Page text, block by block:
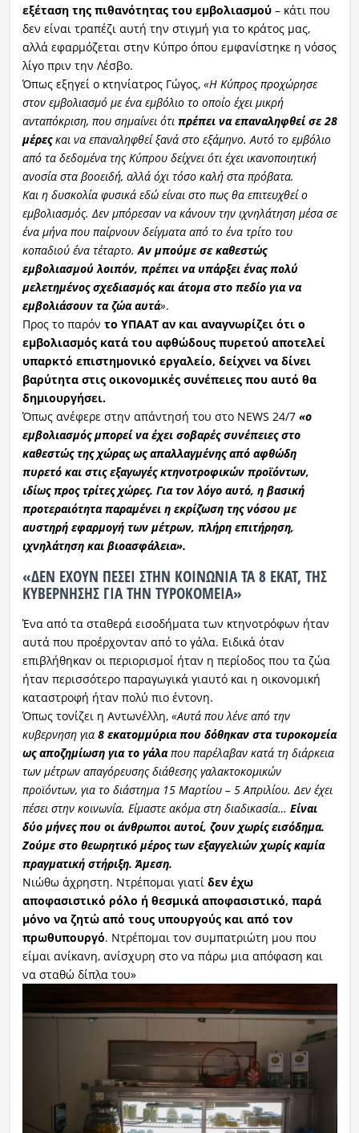
εξέταση της πιθανότητας του εμβολιασμού– κάτι που
δεν είναι τραπέζι αυτή την στιγμή για το κράτος μας,
αλλά εφαρμόζεται στην Κύπρο όπου εμφανίστηκε η νόσος
λίγο πριν την Λέσβο.
Όπως εξηγεί ο κτηνίατρος Γώγος, «Η Κύπρος προχώρησε
στον εμβολιασμό με ένα εμβόλιο το οποίο έχει μικρή
ανταπόκριση, που σημαίνει ότι πρέπει να επαναληφθεί σε 28
μέρεςκαι να επαναληφθεί ξανά στο εξάμηνο. Αυτό το εμβόλιο
από τα δεδομένα της Κύπρου δείχνει ότι έχει ικανοποιητική
ανοσία στα βοοειδή, αλλά όχι τόσο καλή στα πρόβατα.
Και η δυσκολία φυσικά εδώ είναι στο πως θα επιτευχθεί ο
εμβολιασμός. Δεν μπόρεσαν να κάνουν την ιχνηλάτηση μέσα σε
ένα μήνα που παίρνουν δείγματα από το ένα τρίτο του
κοπαδιού ένα τέταρτο.Αν μπούμε σε καθεστώς
εμβολιασμού λοιπόν, πρέπει να υπάρξει ένας πολύ
μελετημένος σχεδιασμός και άτομα στο πεδίο για να
εμβολιάσουν τα ζώα αυτά».
Προς το παρόν το ΥΠΑΑΤ αν και αναγνωρίζει ότι ο
εμβολιασμός κατά του αφθώδους πυρετού αποτελεί
υπαρκτό επιστημονικό εργαλείο, δείχνει να δίνει
βαρύτητα στις οικονομικές συνέπειες που αυτό θα
δημιουργήσει.
Όπως ανέφερε στην απάντησή του στο NEWS 24/7 «ο
εμβολιασμός μπορεί να έχει σοβαρές συνέπειες στο
καθεστώς της χώρας ως απαλλαγμένης από αφθώδη
πυρετό και στις εξαγωγές κτηνοτροφικών προϊόντων,
ιδίως προς τρίτες χώρες. Για τον λόγο αυτό, η βασική
προτεραιότητα παραμένει η εκρίζωση της νόσου με
αυστηρή εφαρμογή των μέτρων, πλήρη επιτήρηση,
ιχνηλάτηση και βιοασφάλεια».
«ΔΕΝ ΕΧΟΥΝ ΠΕΣΕΙ ΣΤΗΝ ΚΟΙΝΩΝΙΑ ΤΑ 8 ΕΚΑΤ, ΤΗΣ
ΚΥΒΕΡΝΗΣΗΣ ΓΙΑ ΤΗΝ ΤΥΡΟΚΟΜΕΙΑ»
Ένα από τα σταθερά εισοδήματα των κτηνοτρόφων ήταν
αυτά που προέρχονταν από το γάλα. Ειδικά όταν
επιβλήθηκαν οι περιορισμοί ήταν η περίοδος που τα ζώα
ήταν περισσότερο παραγωγικά γιαυτό και η οικονομική
καταστροφή ήταν πολύ πιο έντονη.
Όπως τονίζει η Αντωνέλλη, «Αυτά που λένε από την
κυβερνηση για 8 εκατομμύρια που δόθηκαν στα τυροκομεία
ως αποζημίωση για το γάλαπου παρέλαβαν κατά τη διάρκεια
των μέτρων απαγόρευσης διάθεσης γαλακτοκομικών
προϊόντων, για το διάστημα 15 Μαρτίου – 5 Απριλίου. Δεν έχει
πέσει στην κοινωνία. Είμαστε ακόμα στη διαδικασία… Είναι
δύο μήνες που οι άνθρωποι αυτοί, ζουν χωρίς εισόδημα.
Ζούμε στο θεωρητικό μέρος των εξαγγελιών χωρίς καμία
πραγματική στήριξη. Άμεση.
Νιώθω άχρηστη. Ντρέπομαι γιατί δεν έχω
αποφασιστικό ρόλο ή θεσμικά αποφασιστικό, παρά
μόνο να ζητώ από τους υπουργούς και από τον
πρωθυπουργό. Ντρέπομαι τον συμπατριώτη μου που
είμαι ανίκανη, ανίσχυρη στο να πάρω μια απόφαση και
να σταθώ δίπλα του»